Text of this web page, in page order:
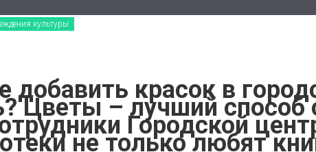
культуры
добавить красок в
Цветы – лучший способ
Городской
не только любят